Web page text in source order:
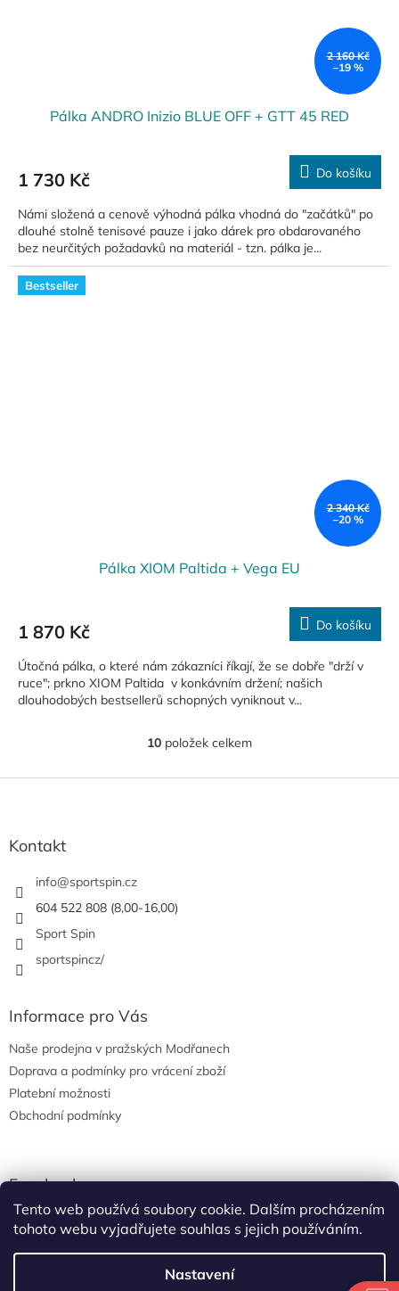
Tento web používá soubory cookie. Dalším procházením
tohoto webu vyjadřujete souhlas s jejich používáním.
Nastavení
2 160 Kč
–19 %
Pálka ANDRO Inizio BLUE OFF + GTT 45 RED
1 730 Kč Do košíku
Námi složená a cenově výhodná pálka vhodná do "začátků" po
dlouhé stolně tenisové pauze i jako dárek pro obdarovaného
bez neurčitých požadavků na materiál - tzn. pálka je...
Bestseller
2 340 Kč
–20 %
Pálka XIOM Paltida + Vega EU
1 870 Kč Do košíku
Útočná pálka, o které nám zákazníci říkají, že se dobře "drží v
ruce"; prkno XIOM Paltida v konkávním držení; našich
dlouhodobých bestsellerů schopných vyniknout v...
O
l
u
10 položek celkem
Z
Kontakt
info@sportspin.cz
604 522 808 (8,00-16,00)
Sport Spin
sportspincz/
Informace pro Vás
Naše prodejna v pražských Modřanech
Doprava a podmínky pro vrácení zboží
Platební možnosti
Obchodní podmínky
Facebook
Vytvořil Shoptet